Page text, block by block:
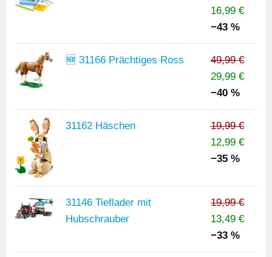
16,99 €
−43 %
🆕 31166 Prächtiges Ross
49,99 €
29,99 €
−40 %
31162 Häschen
19,99 €
12,99 €
−35 %
31146 Tieflader mit
Hubschrauber
19,99 €
13,49 €
−33 %